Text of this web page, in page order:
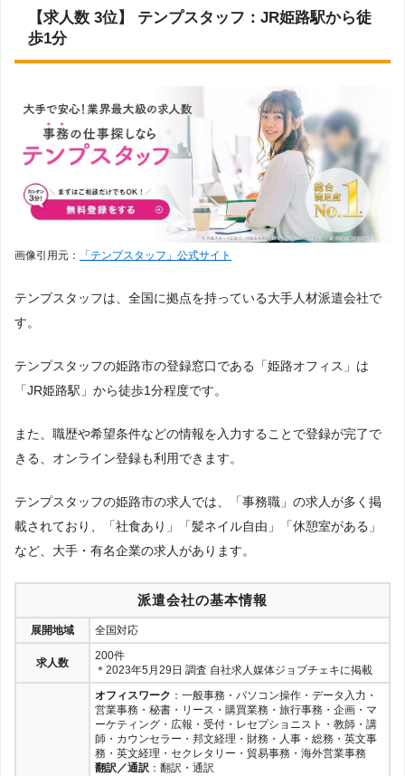
【求人数 3位】 テンプスタッフ：JR姫路駅から徒
歩1分
画像引用元： 「テンプスタッフ」公式サイト
テンプスタッフは、全国に拠点を持っている大手人材派遣会社で
す。
テンプスタッフの姫路市の登録窓口である「姫路オフィス」は
「JR姫路駅」から徒歩1分程度です。
また、職歴や希望条件などの情報を入力することで登録が完了で
きる、オンライン登録も利用できます。
テンプスタッフの姫路市の求人では、「事務職」の求人が多く掲
載されており、「社食あり」「髪ネイル自由」「休憩室がある」
など、大手・有名企業の求人があります。
派遣会社の基本情報
展開地域 全国対応
求人数
200件
＊2023年5月29日 調査 自社求人媒体ジョブチェキに掲載
オフィスワーク ：一般事務・パソコン操作・データ入力・
営業事務・秘書・リース・購買業務・旅行事務・企画・マ
ーケティング・広報・受付・レセプショニスト・教師・講
師・カウンセラー・邦文経理・財務・人事・総務・英文事
務・英文経理・セクレタリー・貿易事務・海外営業事務
翻訳／通訳 ：翻訳・通訳